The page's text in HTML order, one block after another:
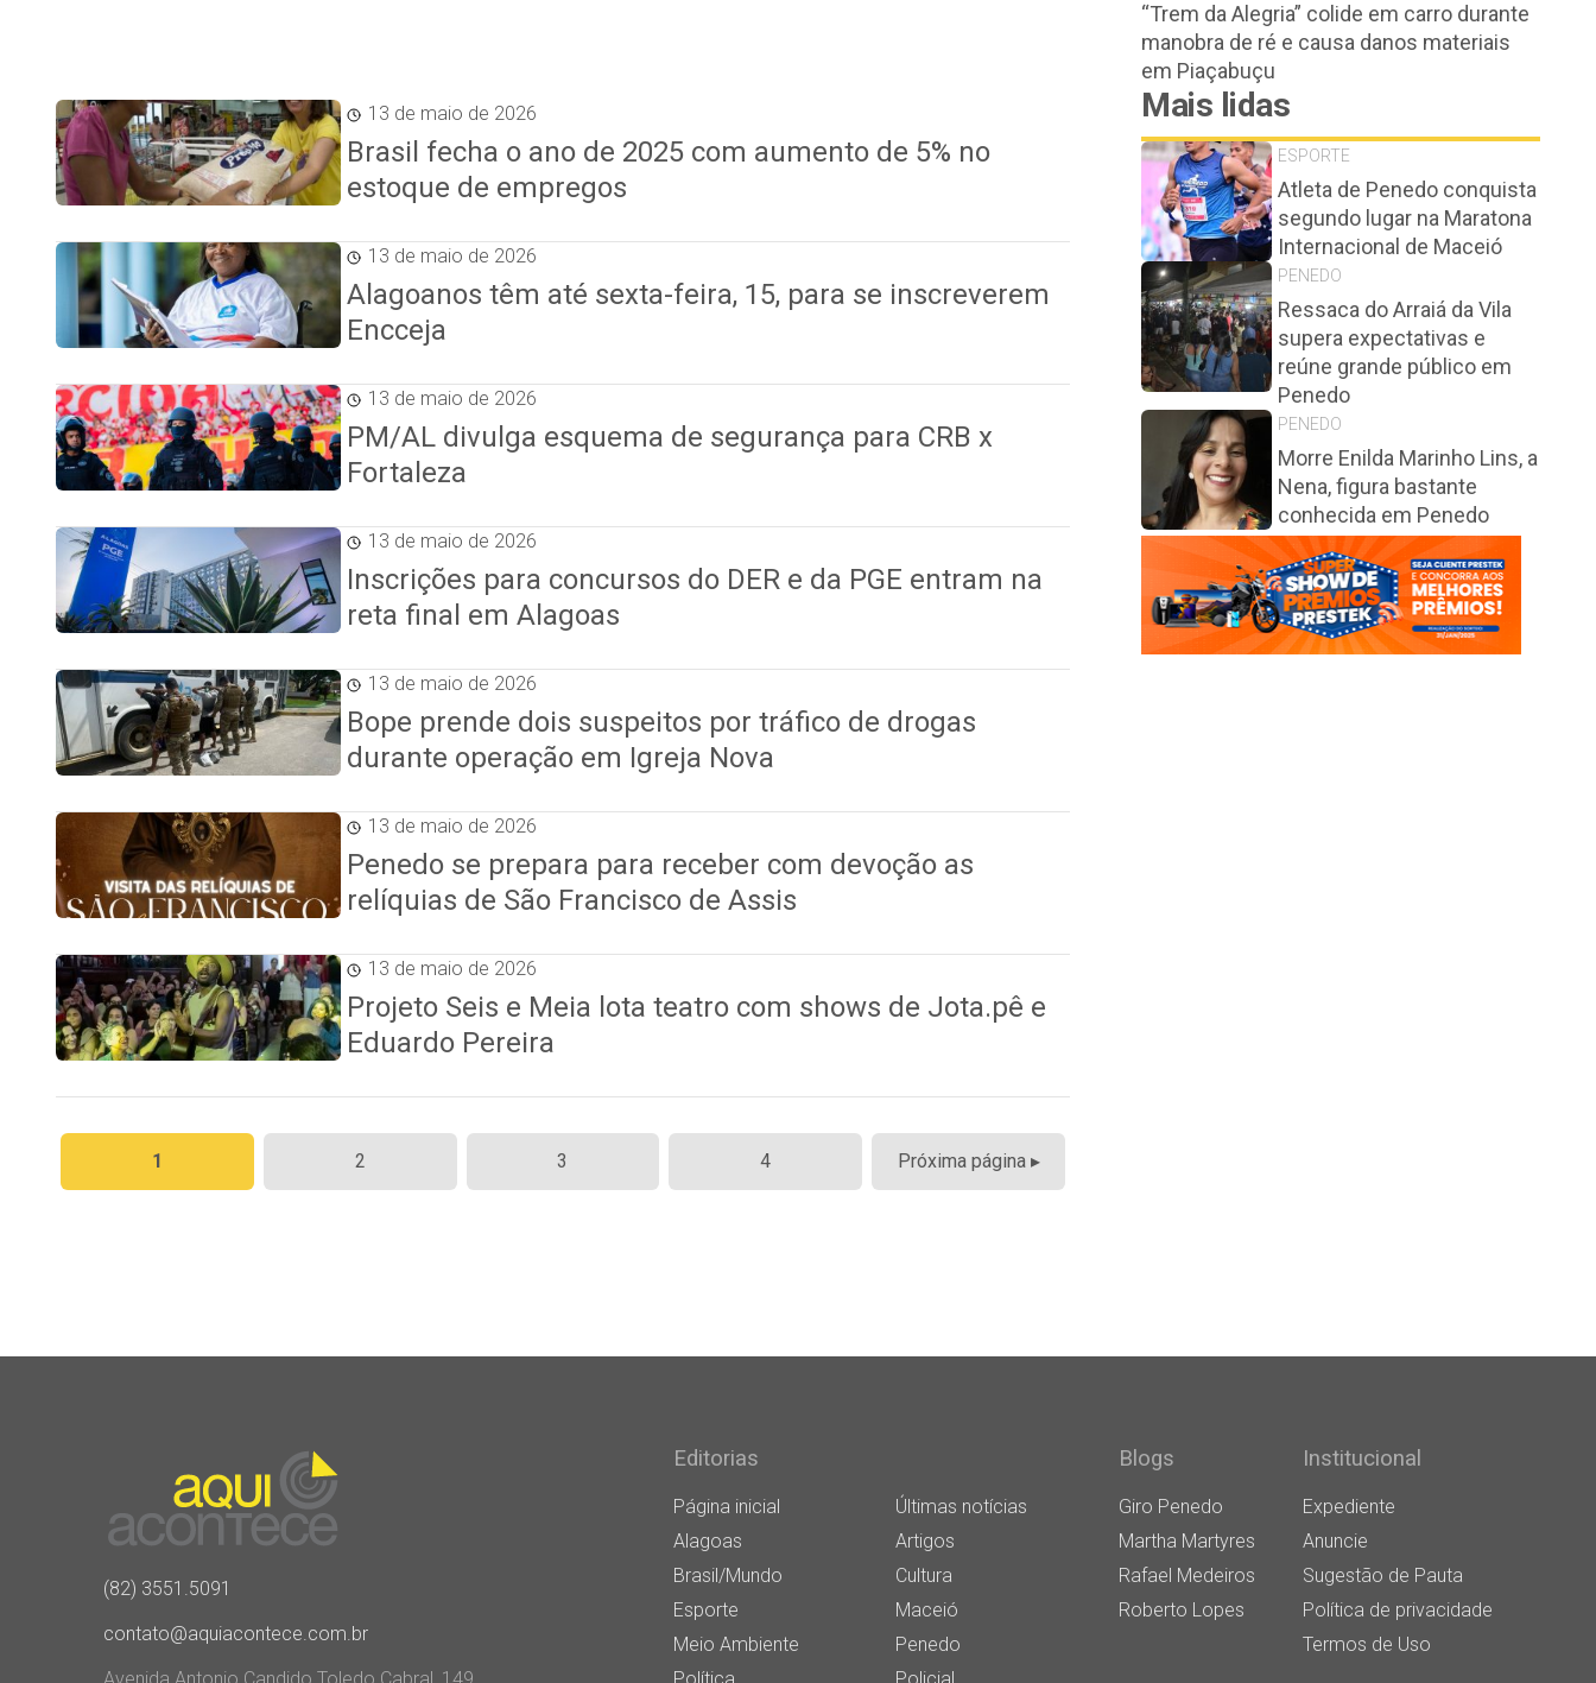
13 de maio de 2026
Brasil fecha o ano de 2025 com aumento de 5% no
estoque de empregos
13 de maio de 2026
Alagoanos têm até sexta-feira, 15, para se inscreverem
Encceja
13 de maio de 2026
PM/AL divulga esquema de segurança para CRB x
Fortaleza
13 de maio de 2026
Inscrições para concursos do DER e da PGE entram na
reta final em Alagoas
13 de maio de 2026
Bope prende dois suspeitos por tráfico de drogas
durante operação em Igreja Nova
13 de maio de 2026
Penedo se prepara para receber com devoção as
relíquias de São Francisco de Assis
13 de maio de 2026
Projeto Seis e Meia lota teatro com shows de Jota.pê e
Eduardo Pereira
Paginação
de
1 2 3 4 Próxima página ▸
“Trem da Alegria” colide em carro durante
manobra de ré e causa danos materiais
em Piaçabuçu
Mais lidas
ESPORTE
Atleta de Penedo conquista
segundo lugar na Maratona
Internacional de Maceió
PENEDO
Ressaca do Arraiá da Vila
supera expectativas e
reúne grande público em
Penedo
PENEDO
Morre Enilda Marinho Lins, a
Nena, figura bastante
conhecida em Penedo
(82) 3551.5091
contato@aquiacontece.com.br
Avenida Antonio Candido Toledo Cabral, 149,
Editorias
Página inicial
Últimas notícias
Alagoas
Artigos
Brasil/Mundo
Cultura
Esporte
Maceió
Meio Ambiente
Penedo
Blogs
Giro Penedo
Martha Martyres
Rafael Medeiros
Roberto Lopes
Institucional
Expediente
Anuncie
Sugestão de Pauta
Política de privacidade
Termos de Uso